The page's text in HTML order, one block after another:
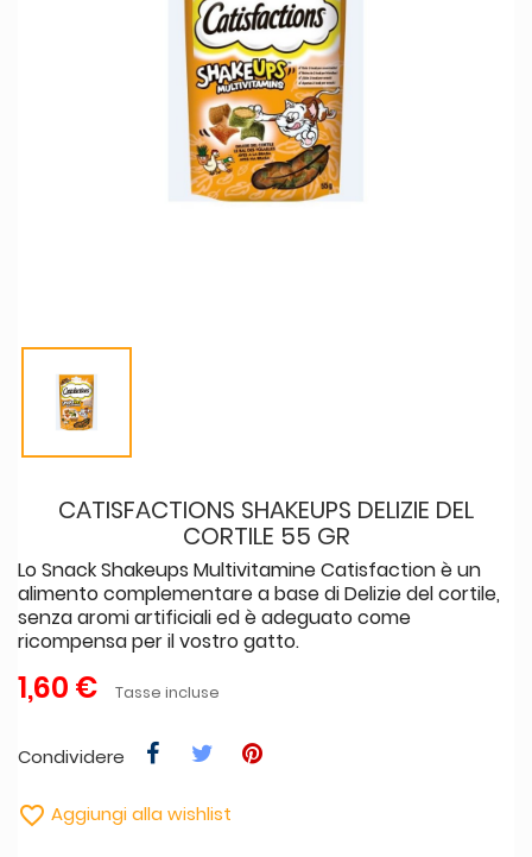
CATISFACTIONS SHAKEUPS DELIZIE DEL
CORTILE 55 GR
Lo Snack Shakeups Multivitamine Catisfaction è un
alimento complementare a base di Delizie del cortile,
senza aromi artificiali ed è adeguato come
ricompensa per il vostro gatto.
1,60 € Tasse incluse
Condividere
 Aggiungi alla wishlist